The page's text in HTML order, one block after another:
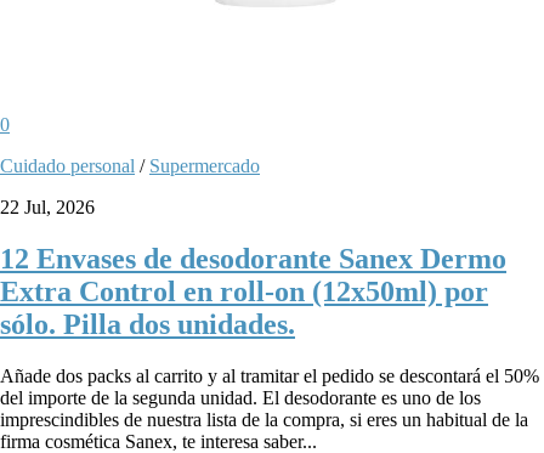
0
Cuidado personal / Supermercado
22 Jul, 2026
12 Envases de desodorante Sanex Dermo
Extra Control en roll-on (12x50ml) por
sólo. Pilla dos unidades.
Añade dos packs al carrito y al tramitar el pedido se descontará el 50%
del importe de la segunda unidad. El desodorante es uno de los
imprescindibles de nuestra lista de la compra, si eres un habitual de la
firma cosmética Sanex, te interesa saber...